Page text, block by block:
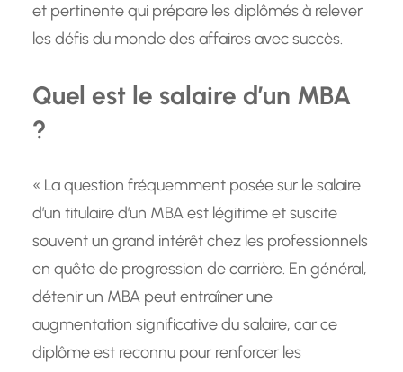
et pertinente qui prépare les diplômés à relever
les défis du monde des affaires avec succès.
Quel est le salaire d’un MBA
?
« La question fréquemment posée sur le salaire
d’un titulaire d’un MBA est légitime et suscite
souvent un grand intérêt chez les professionnels
en quête de progression de carrière. En général,
détenir un MBA peut entraîner une
augmentation significative du salaire, car ce
diplôme est reconnu pour renforcer les